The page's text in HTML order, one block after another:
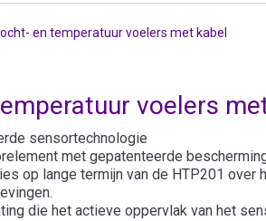
en temperatuur voelers met kabel
voelers
sensortechnologie
met gepatenteerde
op lange termijn van de HTP201 over
die het actieve oppervlak van het